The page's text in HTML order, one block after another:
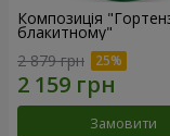
Композиція
блакитному"
2 879 грн
Замовити